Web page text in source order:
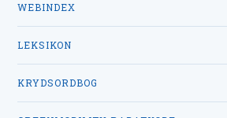
WEBINDEX
LEKSIKON
KRYDSORDBOG